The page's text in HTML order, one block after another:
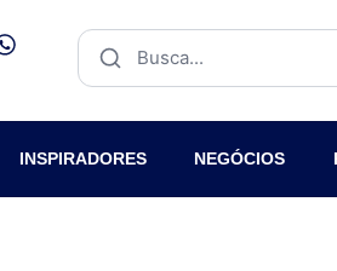
INSPIRADORES NEGÓCIOS